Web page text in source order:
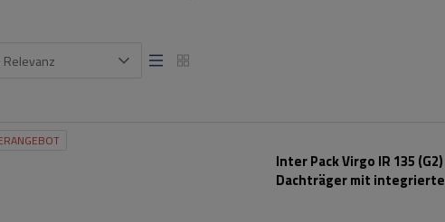
Inter Pack Virgo IR 135 (G2)
Dachträger mit